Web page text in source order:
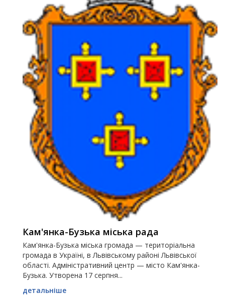
Кам'янка-Бузька міська рада
Кам'янка-Бузька міська громада — територіальна
громада в Україні, в Львівському районі Львівської
області. Адміністративний центр — місто Кам'янка-
Бузька. Утворена 17 серпня...
детальніше